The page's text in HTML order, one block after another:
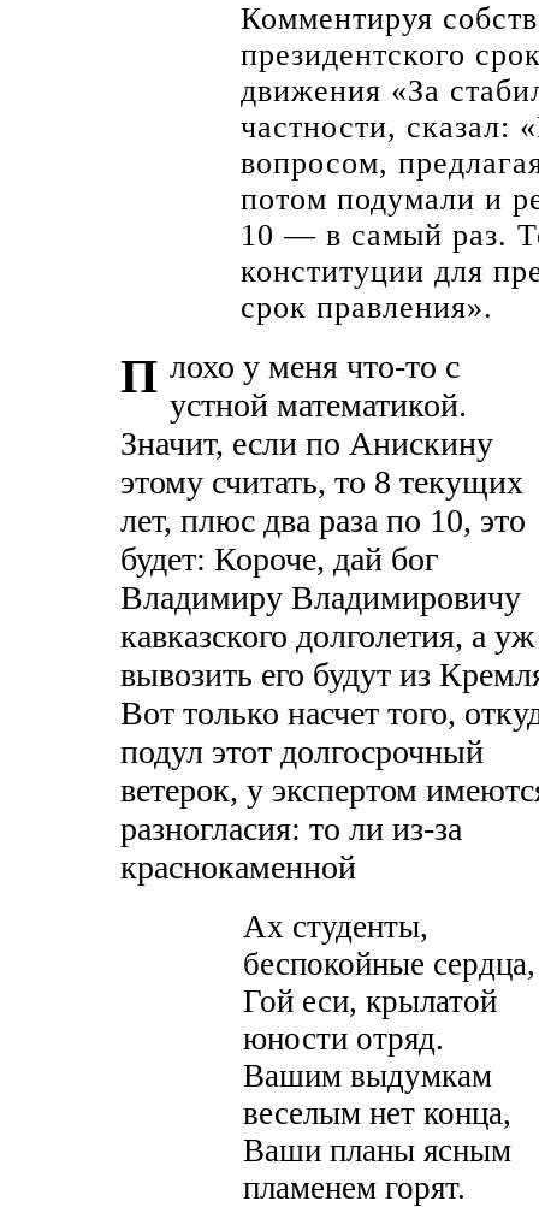
Комментируя
президентского
движения «За
частности, сказал:
вопросом,
потом подумали и
10 — в самый раз.
конституции для
срок правления».
П лохо у меня что-то с
устной математикой.
Значит, если по Анискину
этому считать, то 8 текущих
лет, плюс два раза по 10, это
будет: Короче, дай бог
Владимиру Владимировичу
кавказского долголетия, а уж
вывозить его будут из
Вот только насчет того,
подул этот долгосрочный
ветерок, у экспертом
разногласия: то ли из-за
краснокаменной
Ах студенты,
беспокойные сердца,
Гой еси, крылатой
юности отряд.
Вашим выдумкам
веселым нет конца,
Ваши планы ясным
пламенем горят.